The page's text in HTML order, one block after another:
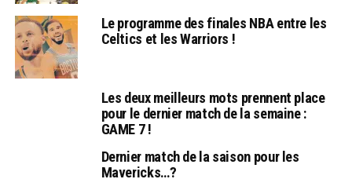
Le programme des finales NBA entre les
Celtics et les Warriors !
Les deux meilleurs mots prennent place
pour le dernier match de la semaine :
GAME 7 !
Dernier match de la saison pour les
Mavericks…?